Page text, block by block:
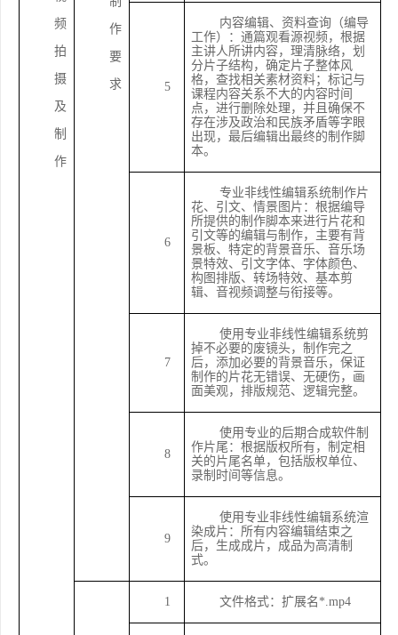
频
拍
摄
及
制
作
作
要
求 5
内容编辑、资料查询（编导
工作）：通篇观看源视频，根据
主讲人所讲内容，理清脉络，划
分片子结构，确定片子整体风
格，查找相关素材资料；标记与
课程内容关系不大的内容时间
点，进行删除处理，并且确保不
存在涉及政治和民族矛盾等字眼
出现，最后编辑出最终的制作脚
本。
6
专业非线性编辑系统制作片
花、引文、情景图片：根据编导
所提供的制作脚本来进行片花和
引文等的编辑与制作，主要有背
景板、特定的背景音乐、音乐场
景特效、引文字体、字体颜色、
构图排版、转场特效、基本剪
辑、音视频调整与衔接等。
7
使用专业非线性编辑系统剪
掉不必要的废镜头，制作完之
后，添加必要的背景音乐，保证
制作的片花无错误、无硬伤，画
面美观，排版规范、逻辑完整。
8
使用专业的后期合成软件制
作片尾：根据版权所有，制定相
关的片尾名单，包括版权单位、
录制时间等信息。
9
使用专业非线性编辑系统渲
染成片：所有内容编辑结束之
后，生成成片，成品为高清制
式。
1 文件格式：扩展名 *.mp4